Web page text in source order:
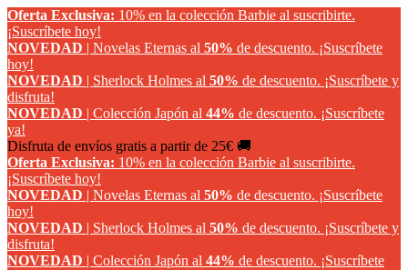
Oferta Exclusiva: 10% en la colección Barbie al suscribirte.
¡Suscríbete hoy!
NOVEDAD | Novelas Eternas al 50% de descuento. ¡Suscríbete
hoy!
NOVEDAD | Sherlock Holmes al 50% de descuento. ¡Suscríbete y
disfruta!
NOVEDAD | Colección Japón al 44% de descuento. ¡Suscríbete
ya!
Disfruta de envíos gratis a partir de 25€ 🚚
Oferta Exclusiva: 10% en la colección Barbie al suscribirte.
¡Suscríbete hoy!
NOVEDAD | Novelas Eternas al 50% de descuento. ¡Suscríbete
hoy!
NOVEDAD | Sherlock Holmes al 50% de descuento. ¡Suscríbete y
disfruta!
NOVEDAD | Colección Japón al 44% de descuento. ¡Suscríbete